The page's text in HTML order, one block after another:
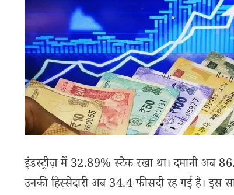
इंडस्ट्रीज़ में 32.89% स्टेक रखा था। दमानी अब
उनकी हिस्सेदारी अब 34.4 फीसदी रह गई है। इस